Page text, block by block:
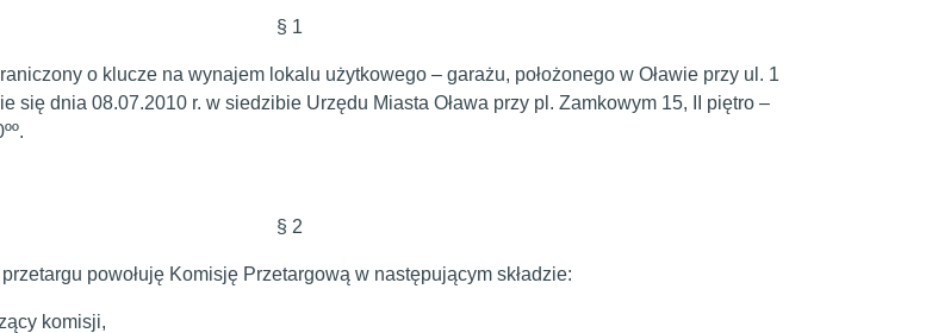
§ 1
o klucze na wynajem lokalu użytkowego – garażu, położonego w Oławie przy ul. 1
się dnia 08.07.2010 r. w siedzibie Urzędu Miasta Oława przy pl. Zamkowym 15, II piętro –
§ 2
powołuję Komisję Przetargową w następującym składzie:
komisji,